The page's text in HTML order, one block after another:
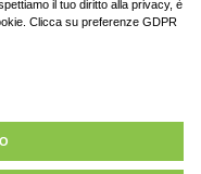
policy
Rifiuta cookie